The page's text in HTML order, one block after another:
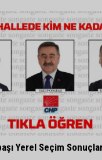
Yerel Seçim